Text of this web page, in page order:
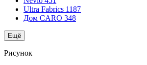
Ultra Fabrics 1187
Дом CARO 348
Ещё
Рисунок